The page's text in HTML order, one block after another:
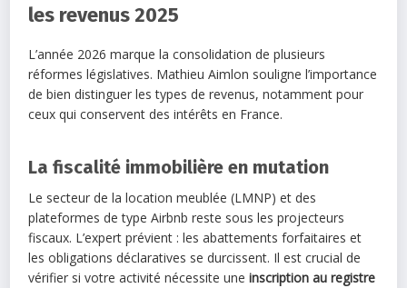
les revenus 2025
L’année 2026 marque la consolidation de plusieurs
réformes législatives. Mathieu Aimlon souligne l’importance
de bien distinguer les types de revenus, notamment pour
ceux qui conservent des intérêts en France.
La fiscalité immobilière en mutation
Le secteur de la location meublée (LMNP) et des
plateformes de type Airbnb reste sous les projecteurs
fiscaux. L’expert prévient : les abattements forfaitaires et
les obligations déclaratives se durcissent. Il est crucial de
vérifier si votre activité nécessite uneinscription au registre